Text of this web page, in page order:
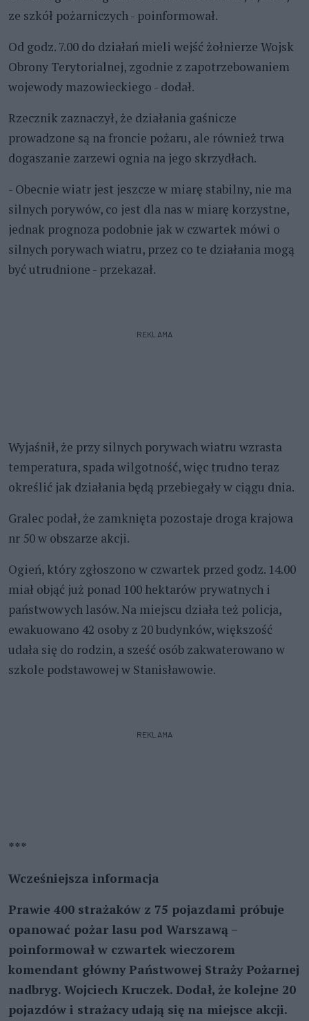
ze szkół pożarniczych - poinformował.
Od godz. 7.00 do działań mieli wejść żołnierze Wojsk
Obrony Terytorialnej, zgodnie z zapotrzebowaniem
wojewody mazowieckiego - dodał.
Rzecznik zaznaczył, że działania gaśnicze
prowadzone są na froncie pożaru, ale również trwa
dogaszanie zarzewi ognia na jego skrzydłach.
- Obecnie wiatr jest jeszcze w miarę stabilny, nie ma
silnych porywów, co jest dla nas w miarę korzystne,
jednak prognoza podobnie jak w czwartek mówi o
silnych porywach wiatru, przez co te działania mogą
być utrudnione - przekazał.
REKLAMA
Wyjaśnił, że przy silnych porywach wiatru wzrasta
temperatura, spada wilgotność, więc trudno teraz
określić jak działania będą przebiegały w ciągu dnia.
Gralec podał, że zamknięta pozostaje droga krajowa
nr 50 w obszarze akcji.
Ogień, który zgłoszono w czwartek przed godz. 14.00
miał objąć już ponad 100 hektarów prywatnych i
państwowych lasów. Na miejscu działa też policja,
ewakuowano 42 osoby z 20 budynków, większość
udała się do rodzin, a sześć osób zakwaterowano w
szkole podstawowej w Stanisławowie.
REKLAMA
***
Wcześniejsza informacja
Prawie 400 strażaków z 75 pojazdami próbuje
opanować pożar lasu pod Warszawą –
poinformował w czwartek wieczorem
komendant główny Państwowej Straży Pożarnej
nadbryg. Wojciech Kruczek. Dodał, że kolejne 20
pojazdów i strażacy udają się na miejsce akcji.